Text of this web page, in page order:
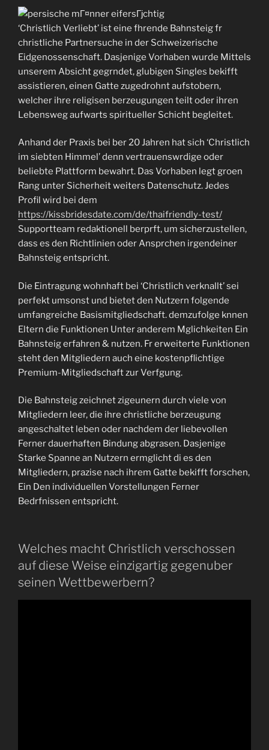
‘Christlich Verliebt’ ist eine fhrende Bahnsteig fr
christliche Partnersuche in der Schweizerische
Eidgenossenschaft. Dasjenige Vorhaben wurde Mittels
unserem Absicht gegrndet, glubigen Singles bekifft
assistieren, einen Gatte zugedrohnt aufstobern,
welcher ihre religisen berzeugungen teilt oder ihren
Lebensweg aufwarts spiritueller Schicht begleitet.
Anhand der Praxis bei ber 20 Jahren hat sich ‘Christlich
im siebten Himmel’ denn vertrauenswrdige oder
beliebte Plattform bewahrt. Das Vorhaben legt groen
Rang unter Sicherheit weiters Datenschutz. Jedes
Profil wird bei dem
https://kissbridesdate.com/de/thaifriendly-test/
Supportteam redaktionell berprft, um sicherzustellen,
dass es den Richtlinien oder Ansprchen irgendeiner
Bahnsteig entspricht.
Die Eintragung wohnhaft bei ‘Christlich verknallt’ sei
perfekt umsonst und bietet den Nutzern folgende
umfangreiche Basismitgliedschaft. demzufolge knnen
Eltern die Funktionen Unter anderem Mglichkeiten Ein
Bahnsteig erfahren & nutzen. Fr erweiterte Funktionen
steht den Mitgliedern auch eine kostenpflichtige
Premium-Mitgliedschaft zur Verfgung.
Die Bahnsteig zeichnet zigeunern durch viele von
Mitgliedern leer, die ihre christliche berzeugung
angeschaltet leben oder nachdem der liebevollen
Ferner dauerhaften Bindung abgrasen. Dasjenige
Starke Spanne an Nutzern ermglicht di es den
Mitgliedern, prazise nach ihrem Gatte bekifft forschen,
Ein Den individuellen Vorstellungen Ferner
Bedrfnissen entspricht.
Welches macht Christlich verschossen
auf diese Weise einzigartig gegenuber
seinen Wettbewerbern?